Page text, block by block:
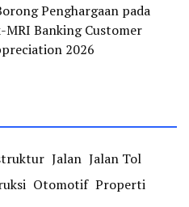
Penghargaan pada
Banking Customer
2026
Jalan Jalan Tol
Otomotif Properti